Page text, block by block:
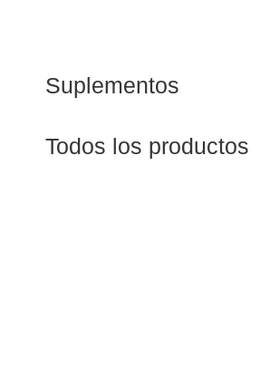
Suplementos
Todos los productos